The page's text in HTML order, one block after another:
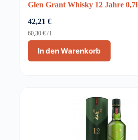
Glen Grant Whisky 12 Jahre 0,7l
42,21 €
In den Warenkorb
60,30 € /l